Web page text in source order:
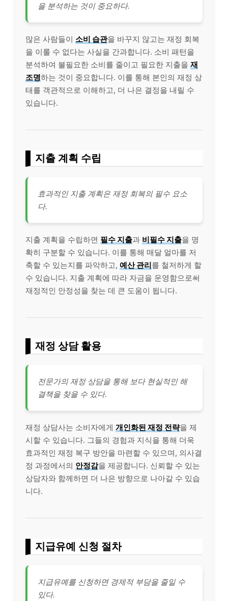
을 분석하는 것이 중요하다.
많은 사람들이 소비 습관을 바꾸지 않고는 재정 회복
을 이룰 수 없다는 사실을 간과합니다. 소비 패턴을
분석하여 불필요한 소비를 줄이고 필요한 지출을 재
조명하는 것이 중요합니다. 이를 통해 본인의 재정 상
태를 객관적으로 이해하고, 더 나은 결정을 내릴 수
있습니다.
지출 계획 수립
효과적인 지출 계획은 재정 회복의 필수 요소
다.
지출 계획을 수립하면 필수 지출과 비필수 지출을 명
확히 구분할 수 있습니다. 이를 통해 매달 얼마를 저
축할 수 있는지를 파악하고, 예산 관리를 철저하게 할
수 있습니다. 지출 계획에 따라 자금을 운영함으로써
재정적인 안정성을 찾는 데 큰 도움이 됩니다.
재정 상담 활용
전문가의 재정 상담을 통해 보다 현실적인 해
결책을 찾을 수 있다.
재정 상담사는 소비자에게 개인화된 재정 전략을 제
시할 수 있습니다. 그들의 경험과 지식을 통해 더욱
효과적인 재정 복구 방안을 마련할 수 있으며, 의사결
정 과정에서의 안정감을 제공합니다. 신뢰할 수 있는
상담자와 함께하면 더 나은 방향으로 나아갈 수 있습
니다.
지급유예 신청 절차
지급유예를 신청하면 경제적 부담을 줄일 수
있다.